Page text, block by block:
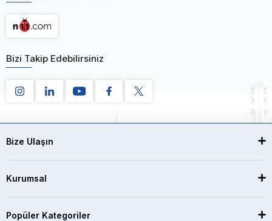
Bizi Takip Edebilirsiniz
Bize Ulaşın
Kurumsal
Popüler Kategoriler